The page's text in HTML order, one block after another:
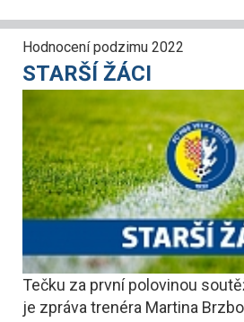
Hodnocení podzimu 2022
STARŠÍ ŽÁCI
Tečku za první polovinou
je zpráva trenéra Martina